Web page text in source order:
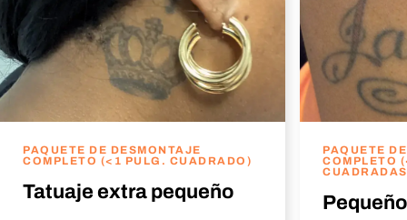
PAQUETE DE DESMONTAJE
COMPLETO (<1 PULG. CUADRADO)
Tatuaje extra pequeño
PAQUETE
COMPLETO